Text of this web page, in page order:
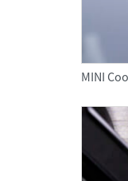
MINI